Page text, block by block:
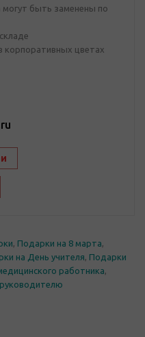
быть заменены по
корпоративных цветах
, Подарки на 8 марта,
на День учителя, Подарки
работника,